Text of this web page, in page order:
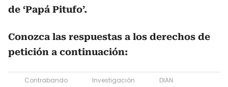
de ‘Papá Pitufo’.
Conozca las respuestas a los derechos de
petición a continuación:
Contrabando Investigación DIAN